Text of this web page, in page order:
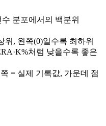
분포에서의 백분위
위, 왼쪽(0)일수록 최하위
처럼 낮을수록 좋은
= 실제 기록값, 가운데 점